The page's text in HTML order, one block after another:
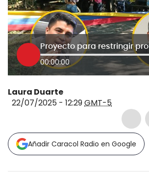
00:00:00
Laura Duarte
22/07/2025 - 12:29GMT-5
Añadir Caracol Radio en Google